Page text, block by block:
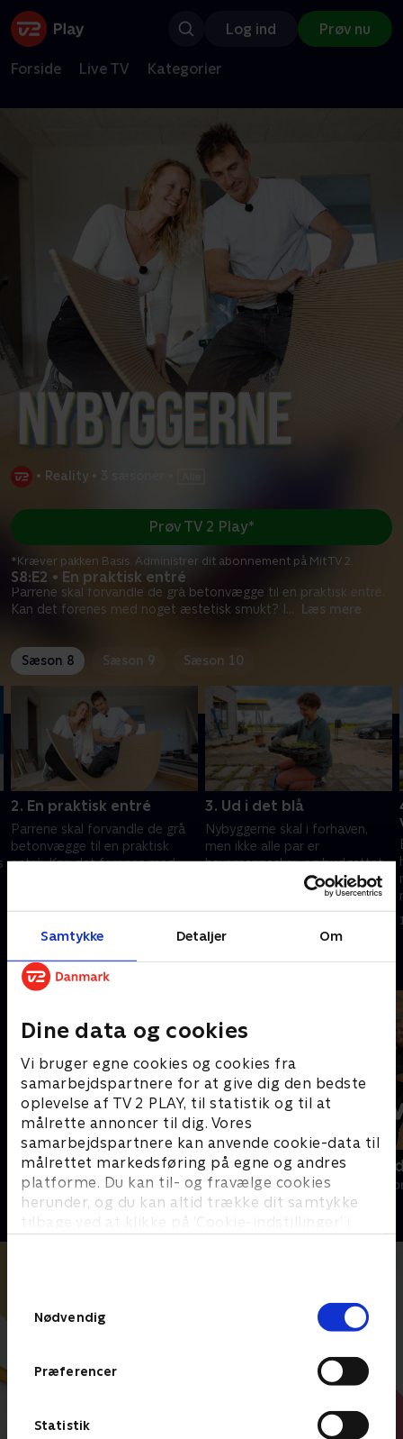
Samtykke Detaljer Om
Dine data og cookies
Vi bruger egne cookies og cookies fra
samarbejdspartnere for at give dig den bedste
oplevelse af TV 2 PLAY, til statistik og til at
målrette annoncer til dig. Vores
samarbejdspartnere kan anvende cookie-data til
målrettet markedsføring på egne og andres
platforme. Du kan til- og fravælge cookies
herunder, og du kan altid trække dit samtykke
tilbage ved at klikke på ’Cookie-indstillinger’ i
Nødvendig
Præferencer
Statistik
Log ind Prøv nu
Forside Live TV Kategorier
• Reality •
S8:E2 • En praktisk entré
Parrene skal forvandle de grå betonvægge til en praktisk entré.
Kan det forenes med noget æstetisk smukt? I ... Læs mere
Prøv TV 2 Play*
*Kræver pakken Basis. Administrer dit abonnement på Mit TV 2.
Sæson 8 Sæson 9 Sæson 10
2. En praktisk entré
Parrene skal forvandle de grå
betonvægge til en praktisk
entré. Kan det forenes med
Anders med buer.
3. Ud i det blå
Nybyggerne skal i forhaven,
men ikke alle par er
havemennesker, og budgettet
er presset. I gult hus hos Stine
og Karsten skal der skabes en
sydlandsk stemning.
Andre så også
Sommerdrømme
Reality • 6 sæsoner
Først til
Reality • 6